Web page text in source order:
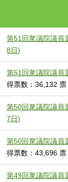
第51回衆議院議
8日)
第51回衆議院議
得票数：36,132 票
第50回衆議院議
7日)
第50回衆議院議
得票数：43,696 票
第49回衆議院議員